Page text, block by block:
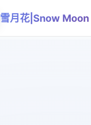
雪月花|Snow